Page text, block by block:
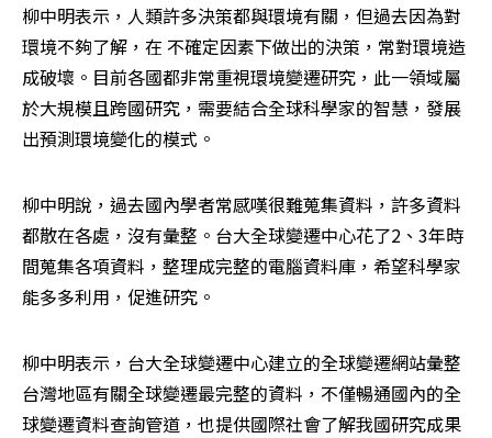
柳中明表示，人類許多決策都與環境有關，但過去因為對
環境不夠了解，在 不確定因素下做出的決策，常對環境造
成破壞。目前各國都非常重視環境變遷研究，此一領域屬
於大規模且跨國研究，需要結合全球科學家的智慧，發展
出預測環境變化的模式。
柳中明說，過去國內學者常感嘆很難蒐集資料，許多資料
都散在各處，沒有彙整。台大全球變遷中心花了2、3年時
間蒐集各項資料，整理成完整的電腦資料庫，希望科學家
能多多利用，促進研究。
柳中明表示，台大全球變遷中心建立的全球變遷網站彙整
台灣地區有關全球變遷最完整的資料，不僅暢通國內的全
球變遷資料查詢管道，也提供國際社會了解我國研究成果